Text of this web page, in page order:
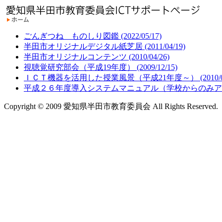
ごんぎつね ものしり図鑑 (2022/05/17)
半田市オリジナルデジタル紙芝居 (2011/04/19)
半田市オリジナルコンテンツ (2010/04/26)
視聴覚研究部会（平成19年度） (2009/12/15)
ＩＣＴ機器を活用した授業風景（平成21年度～） (2010/
平成２６年度導入システムマニュアル（学校からのみア
Copyright © 2009 愛知県半田市教育委員会 All Rights Reserved.